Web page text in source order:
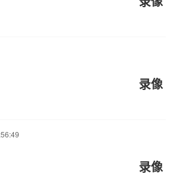
录像
录像